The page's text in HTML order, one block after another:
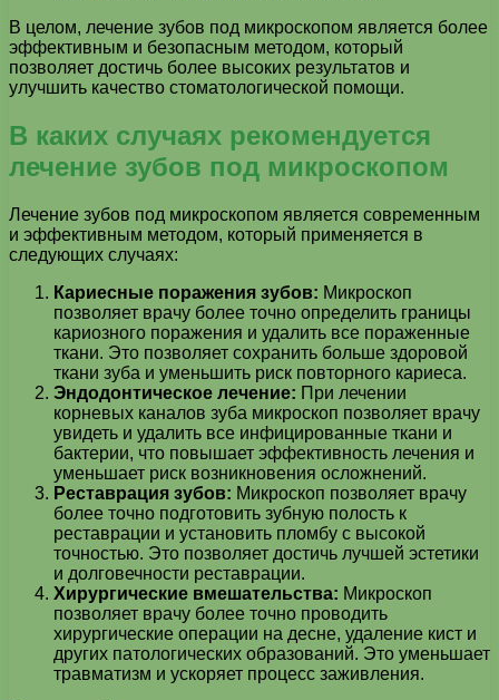
В целом, лечение зубов под микроскопом является более
эффективным и безопасным методом, который
позволяет достичь более высоких результатов и
улучшить качество стоматологической помощи.
В каких случаях рекомендуется
лечение зубов под микроскопом
Лечение зубов под микроскопом является современным
и эффективным методом, который применяется в
следующих случаях:
Кариесные поражения зубов: Микроскоп
позволяет врачу более точно определить границы
кариозного поражения и удалить все пораженные
ткани. Это позволяет сохранить больше здоровой
ткани зуба и уменьшить риск повторного кариеса.
Эндодонтическое лечение: При лечении
корневых каналов зуба микроскоп позволяет врачу
увидеть и удалить все инфицированные ткани и
бактерии, что повышает эффективность лечения и
уменьшает риск возникновения осложнений.
Реставрация зубов: Микроскоп позволяет врачу
более точно подготовить зубную полость к
реставрации и установить пломбу с высокой
точностью. Это позволяет достичь лучшей эстетики
и долговечности реставрации.
Хирургические вмешательства: Микроскоп
позволяет врачу более точно проводить
хирургические операции на десне, удаление кист и
других патологических образований. Это уменьшает
травматизм и ускоряет процесс заживления.